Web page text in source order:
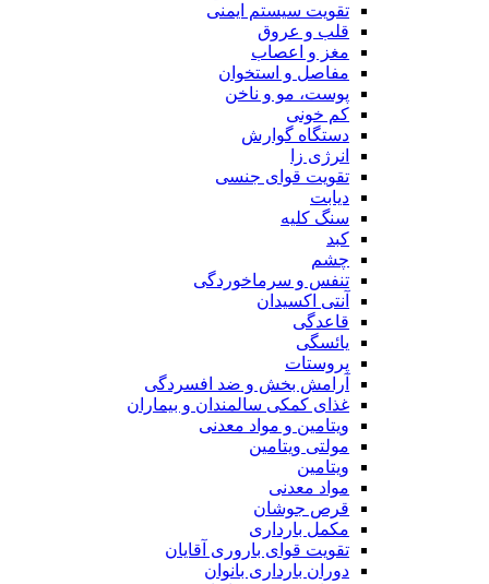
تقویت سیستم ایمنی
قلب و عروق
مغز و اعصاب
مفاصل و استخوان
پوست، مو و ناخن
کم خونی
دستگاه گوارش
انرژی زا
تقویت قوای جنسی
دیابت
سنگ کلیه
کبد
چشم
تنفس و سرماخوردگی
آنتی اکسیدان
قاعدگی
یائسگی
پروستات
آرامش بخش و ضد افسردگی
غذای کمکی سالمندان و بیماران
ویتامین و مواد معدنی
مولتی ویتامین
ویتامین
مواد معدنی
قرص جوشان
مکمل بارداری
تقویت قوای باروری آقایان
دوران بارداری بانوان